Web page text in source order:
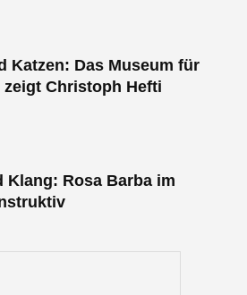
Katzen: Das Museum für
Christoph Hefti
Klang: Rosa Barba im